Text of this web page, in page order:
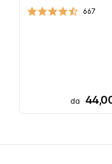
667
da